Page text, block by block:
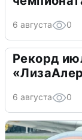
6 августа 0
Рекорд
6 августа 0